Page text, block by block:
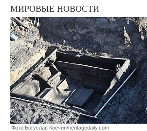
МИРОВЫЕ НОВОСТИ
Фото Богуслав Квечин/heritagedaily.com